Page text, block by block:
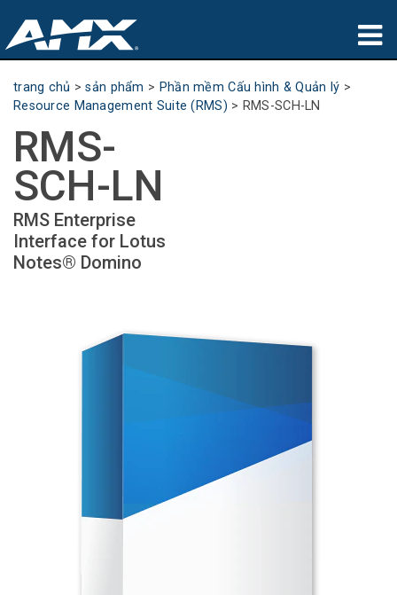
sản phẩm
Partners
nơi mua
đào tạo
trang chủ >sản phẩm > Phần mềm Cấu hình & Quản lý >
Resource Management Suite (RMS) > RMS-SCH-LN
RMS-
SCH-LN
RMS Enterprise
Interface for Lotus
Notes® Domino